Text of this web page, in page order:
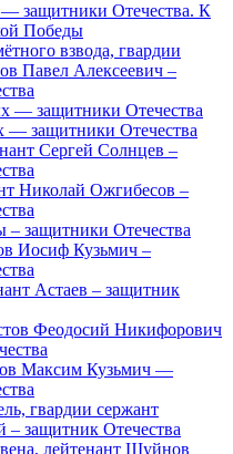
защитники Отечества. К
Победы
взвода, гвардии
Павел Алексеевич –
— защитники Отечества
защитники Отечества
Сергей Солнцев –
Николай Ожгибесов –
защитники Отечества
Иосиф Кузьмич –
Астаев – защитник
Феодосий Никифорович
Максим Кузьмич —
гвардии сержант
– защитник Отечества
лейтенант Шуйнов